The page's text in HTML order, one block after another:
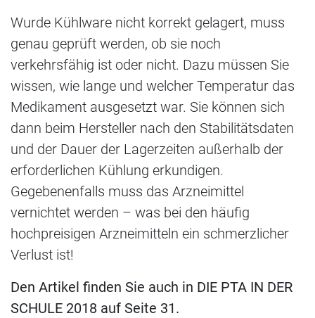
Wurde Kühlware nicht korrekt gelagert, muss
genau geprüft werden, ob sie noch
verkehrsfähig ist oder nicht. Dazu müssen Sie
wissen, wie lange und welcher Temperatur das
Medikament ausgesetzt war. Sie können sich
dann beim Hersteller nach den Stabilitätsdaten
und der Dauer der Lagerzeiten außerhalb der
erforderlichen Kühlung erkundigen.
Gegebenenfalls muss das Arzneimittel
vernichtet werden – was bei den häufig
hochpreisigen Arzneimitteln ein schmerzlicher
Verlust ist!
Den Artikel finden Sie auch in DIE PTA IN DER
SCHULE 2018 auf Seite 31.